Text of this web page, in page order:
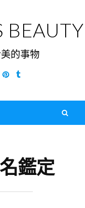
BEAUTY
的事物
Pinterest
Tumblr
鑑定